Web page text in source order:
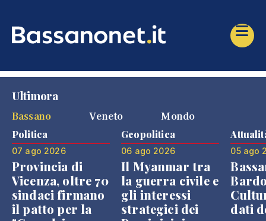
Ultimora
Bassano
Veneto Mondo
Politica
07 ago 2026
Provincia di
Vicenza, oltre 70
sindaci firmano
il patto per la
Geopolitica
06 ago 2026
Il Myanmar tra
la guerra civile e
gli interessi
strategici dei
05 ago
dati